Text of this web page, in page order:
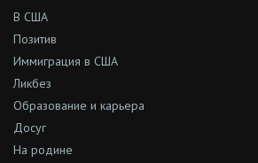
В США
Позитив
Иммиграция в США
Ликбез
Образование и карьера
Досуг
На родине